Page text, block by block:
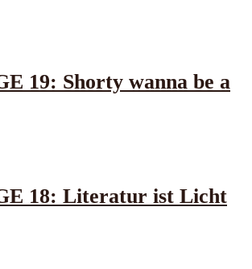
19: Shorty wanna be a
18: Literatur ist Licht